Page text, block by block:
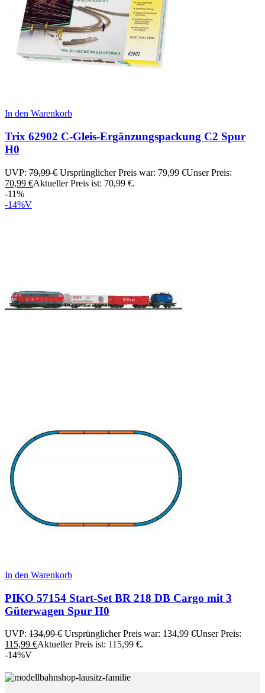
In den Warenkorb
Trix 62902 C-Gleis-Ergänzungspackung C2 Spur
H0
UVP: 79,99€ Ursprünglicher Preis war: 79,99 €Unser Preis:
70,99 €Aktueller Preis ist: 70,99 €.
-11%
-14%V
In den Warenkorb
PIKO 57154 Start-Set BR 218 DB Cargo mit 3
Güterwagen Spur H0
UVP: 134,99€ Ursprünglicher Preis war: 134,99 €Unser Preis:
115,99 €Aktueller Preis ist: 115,99 €.
-14%V